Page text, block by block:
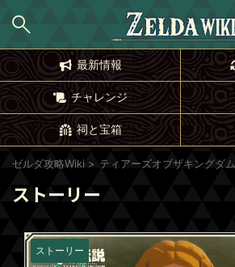
最新情報
チャレンジ
祠と宝箱
ゼルダ攻略Wiki > ティアーズオブザキングダム
ストーリー
ストーリー